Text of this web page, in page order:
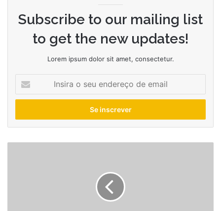
Subscribe to our mailing list
to get the new updates!
Lorem ipsum dolor sit amet, consectetur.
seu
de
email